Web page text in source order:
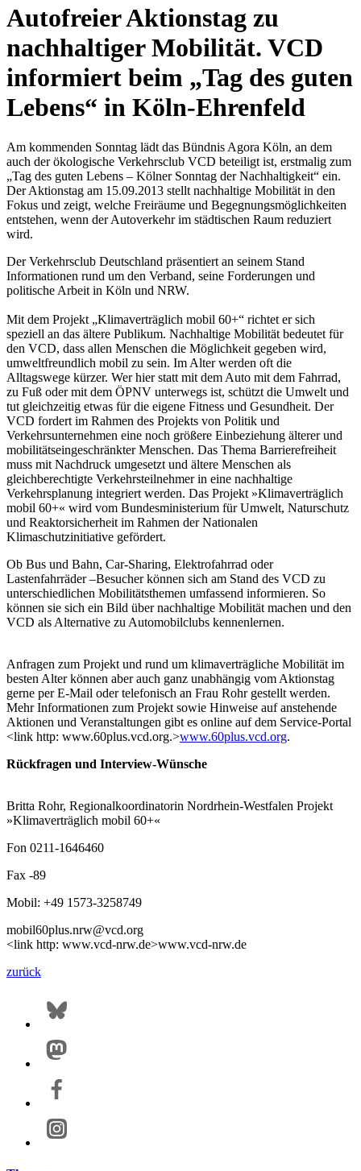
Autofreier Aktionstag zu
nachhaltiger Mobilität. VCD
informiert beim „Tag des guten
Lebens“ in Köln-Ehrenfeld
Am kommenden Sonntag lädt das Bündnis Agora Köln, an dem
auch der ökologische Verkehrsclub VCD beteiligt ist, erstmalig zum
„Tag des guten Lebens – Kölner Sonntag der Nachhaltigkeit“ ein.
Der Aktionstag am 15.09.2013 stellt nachhaltige Mobilität in den
Fokus und zeigt, welche Freiräume und Begegnungsmöglichkeiten
entstehen, wenn der Autoverkehr im städtischen Raum reduziert
wird.
Der Verkehrsclub Deutschland präsentiert an seinem Stand
Informationen rund um den Verband, seine Forderungen und
politische Arbeit in Köln und NRW.
Mit dem Projekt „Klimaverträglich mobil 60+“ richtet er sich
speziell an das ältere Publikum. Nachhaltige Mobilität bedeutet für
den VCD, dass allen Menschen die Möglichkeit gegeben wird,
umweltfreundlich mobil zu sein. Im Alter werden oft die
Alltagswege kürzer. Wer hier statt mit dem Auto mit dem Fahrrad,
zu Fuß oder mit dem ÖPNV unterwegs ist, schützt die Umwelt und
tut gleichzeitig etwas für die eigene Fitness und Gesundheit. Der
VCD fordert im Rahmen des Projekts von Politik und
Verkehrsunternehmen eine noch größere Einbeziehung älterer und
mobilitätseingeschränkter Menschen. Das Thema Barrierefreiheit
muss mit Nachdruck umgesetzt und ältere Menschen als
gleichberechtigte Verkehrsteilnehmer in eine nachhaltige
Verkehrsplanung integriert werden. Das Projekt »Klimaverträglich
mobil 60+« wird vom Bundesministerium für Umwelt, Naturschutz
und Reaktorsicherheit im Rahmen der Nationalen
Klimaschutzinitiative gefördert.
Ob Bus und Bahn, Car-Sharing, Elektrofahrrad oder
Lastenfahrräder –Besucher können sich am Stand des VCD zu
unterschiedlichen Mobilitätsthemen umfassend informieren. So
können sie sich ein Bild über nachhaltige Mobilität machen und den
VCD als Alternative zu Automobilclubs kennenlernen.
Anfragen zum Projekt und rund um klimaverträgliche Mobilität im
besten Alter können aber auch ganz unabhängig vom Aktionstag
gerne per E-Mail oder telefonisch an Frau Rohr gestellt werden.
Mehr Informationen zum Projekt sowie Hinweise auf anstehende
Aktionen und Veranstaltungen gibt es online auf dem Service-Portal
<link http: www.60plus.vcd.org.>www.60plus.vcd.org.
Rückfragen und Interview-Wünsche
Britta Rohr, Regionalkoordinatorin Nordrhein-Westfalen Projekt
»Klimaverträglich mobil 60+«
Fon 0211-1646460
Fax -89
Mobil: +49 1573-3258749
mobil60plus.nrw@vcd.org
<link http: www.vcd-nrw.de>www.vcd-nrw.de
zurück